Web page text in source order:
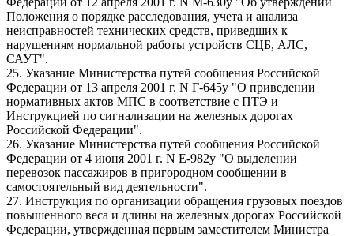
Положения о порядке расследования, учета и анализа
неисправностей технических средств, приведших к
нарушениям нормальной работы устройств СЦБ, АЛС,
САУТ".
25. Указание Министерства путей сообщения Российской
Федерации от 13 апреля 2001 г. N Г-645у "О приведении
нормативных актов МПС в соответствие с ПТЭ и
Инструкцией по сигнализации на железных дорогах
Российской Федерации".
26. Указание Министерства путей сообщения Российской
Федерации от 4 июня 2001 г. N Е-982у "О выделении
перевозок пассажиров в пригородном сообщении в
самостоятельный вид деятельности".
27. Инструкция по организации обращения грузовых поездов
повышенного веса и длины на железных дорогах Российской
Федерации, утвержденная первым заместителем Министра